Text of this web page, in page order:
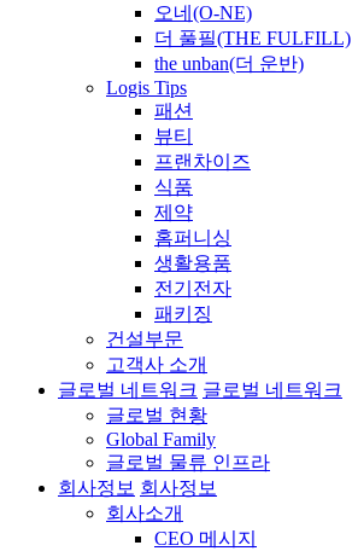
오네(O-NE)
더 풀필(THE FULFILL)
the unban(더 운반)
Logis Tips
패션
뷰티
프랜차이즈
식품
제약
홈퍼니싱
생활용품
전기전자
패키징
건설부문
고객사 소개
글로벌 네트워크 글로벌 네트워크
글로벌 현황
Global Family
글로벌 물류 인프라
회사정보 회사정보
회사소개
CEO 메시지